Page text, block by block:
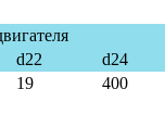
d22 d24
19 400